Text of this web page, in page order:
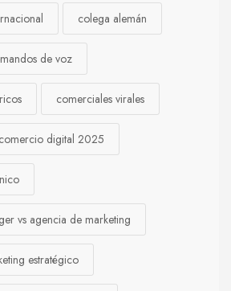
colega alemán
de voz
comerciales virales
comercio digital 2025
vs agencia de marketing
estratégico